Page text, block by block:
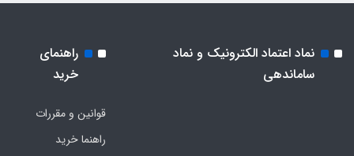
نماد اعتماد الکترونیک و نماد
ساماندهی
راهنمای
خرید
قوانین و مقررات
راهنما خرید